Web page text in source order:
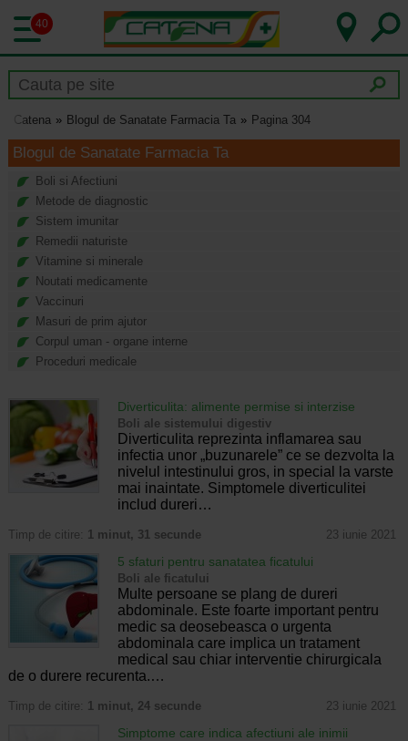
40
Catena Blogul de Sanatate Farmacia Ta Pagina 304
Blogul de Sanatate Farmacia Ta
Boli si Afectiuni
Metode de diagnostic
Sistem imunitar
Remedii naturiste
Vitamine si minerale
Noutati medicamente
Vaccinuri
Masuri de prim ajutor
Corpul uman - organe interne
Proceduri medicale
Diverticulita: alimente permise si interzise
Boli ale sistemului digestiv
Diverticulita reprezinta inflamarea sau
infectia unor „buzunarele” ce se dezvolta la
nivelul intestinului gros, in special la varste
mai inaintate. Simptomele diverticulitei
includ dureri…
Timp de citire: 1 minut, 31 secunde 23 iunie 2021
5 sfaturi pentru sanatatea ficatului
Boli ale ficatului
Multe persoane se plang de dureri
abdominale. Este foarte important pentru
medic sa deosebeasca o urgenta
abdominala care implica un tratament
medical sau chiar interventie chirurgicala
de o durere recurenta.…
Timp de citire: 1 minut, 24 secunde 23 iunie 2021
Simptome care indica afectiuni ale inimii